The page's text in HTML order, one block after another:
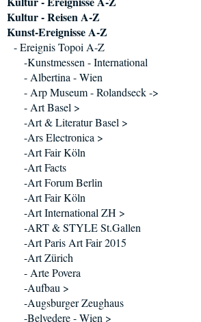
Kultur - Reisen A-Z
Kunst-Ereignisse A-Z
- Ereignis Topoi A-Z
-Kunstmessen - International
- Albertina - Wien
- Arp Museum - Rolandseck ->
- Art Basel >
-Art & Literatur Basel >
-Ars Electronica >
-Art Fair Köln
-Art Facts
-Art Forum Berlin
-Art Fair Köln
-Art International ZH >
-ART & STYLE St.Gallen
-Art Paris Art Fair 2015
-Art Zürich
- Arte Povera
-Aufbau >
-Augsburger Zeughaus
-Belvedere - Wien >